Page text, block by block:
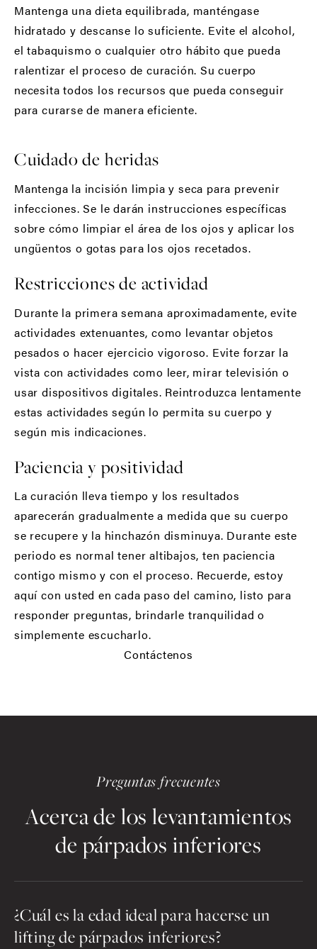
Mantenga una dieta equilibrada, manténgase
hidratado y descanse lo suficiente. Evite el alcohol,
el tabaquismo o cualquier otro hábito que pueda
ralentizar el proceso de curación. Su cuerpo
necesita todos los recursos que pueda conseguir
para curarse de manera eficiente.
Cuidado de heridas
Mantenga la incisión limpia y seca para prevenir
infecciones. Se le darán instrucciones específicas
sobre cómo limpiar el área de los ojos y aplicar los
ungüentos o gotas para los ojos recetados.
Restricciones de actividad
Durante la primera semana aproximadamente, evite
actividades extenuantes, como levantar objetos
pesados o hacer ejercicio vigoroso. Evite forzar la
vista con actividades como leer, mirar televisión o
usar dispositivos digitales. Reintroduzca lentamente
estas actividades según lo permita su cuerpo y
según mis indicaciones.
Paciencia y positividad
La curación lleva tiempo y los resultados
aparecerán gradualmente a medida que su cuerpo
se recupere y la hinchazón disminuya. Durante este
periodo es normal tener altibajos, ten paciencia
contigo mismo y con el proceso. Recuerde, estoy
aquí con usted en cada paso del camino, listo para
responder preguntas, brindarle tranquilidad o
simplemente escucharlo.
Contáctenos
Preguntas frecuentes
Acerca de los levantamientos
de párpados inferiores
¿Cuál es la edad ideal para hacerse un
lifting de párpados inferiores?